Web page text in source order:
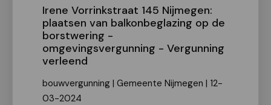
Irene Vorrinkstraat 145 Nijmegen:
plaatsen van balkonbeglazing op de
borstwering -
omgevingsvergunning - Vergunning
verleend
bouwvergunning | Gemeente Nijmegen | 12-
03-2024